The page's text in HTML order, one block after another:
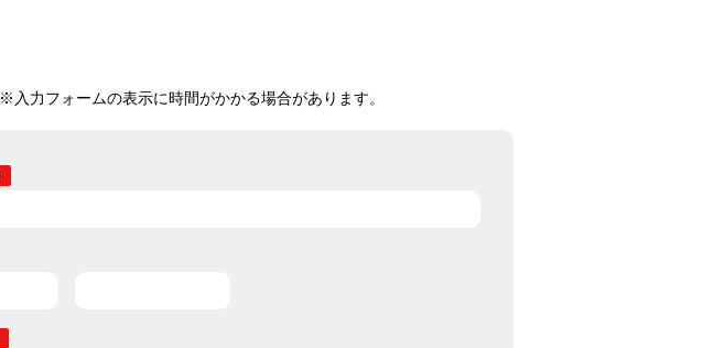
※入力フォームの表示に時間がかかる場合があります。